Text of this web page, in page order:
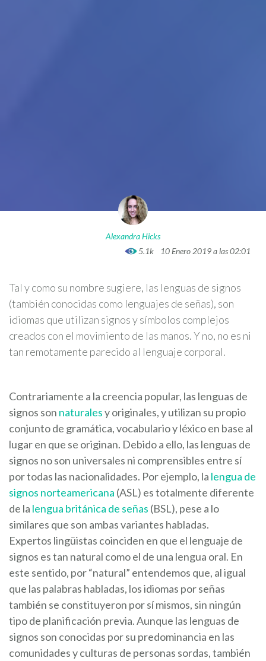
Alexandra Hicks
5.1k
10 Enero 2019 a las 02:01
Tal y como su nombre sugiere, las lenguas de signos
(también conocidas como lenguajes de señas), son
idiomas que utilizan signos y símbolos complejos
creados con el movimiento de las manos. Y no, no es ni
tan remotamente parecido al lenguaje corporal.
Contrariamente a la creencia popular, las lenguas de
signos son naturalesy originales, y utilizan su propio
conjunto de gramática, vocabulario y léxico en base al
lugar en que se originan. Debido a ello, las lenguas de
signos no son universales ni comprensibles entre sí
por todas las nacionalidades. Por ejemplo, la lengua de
signos norteamericana (ASL) es totalmente diferente
de la lengua británica de señas (BSL), pese a lo
similares que son ambas variantes habladas.
Expertos lingüistas coinciden en que el lenguaje de
signos es tan natural como el de una lengua oral. En
este sentido, por “natural” entendemos que, al igual
que las palabras habladas, los idiomas por señas
también se constituyeron por sí mismos, sin ningún
tipo de planificación previa. Aunque las lenguas de
signos son conocidas por su predominancia en las
comunidades y culturas de personas sordas, también